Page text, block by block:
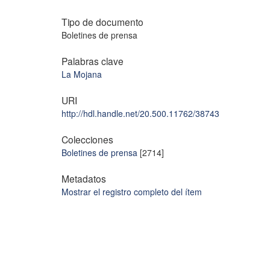
Tipo de documento
Boletines de prensa
Palabras clave
La Mojana
URI
http://hdl.handle.net/20.500.11762/38743
Colecciones
Boletines de prensa [2714]
Metadatos
Mostrar el registro completo del ítem